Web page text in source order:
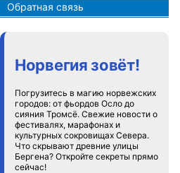
Обратная связь
Норвегия зовёт!
Погрузитесь в магию норвежских
городов: от фьордов Осло до
сияния Тромсё. Свежие новости о
фестивалях, марафонах и
культурных сокровищах Севера.
Что скрывают древние улицы
Бергена? Откройте секреты прямо
сейчас!